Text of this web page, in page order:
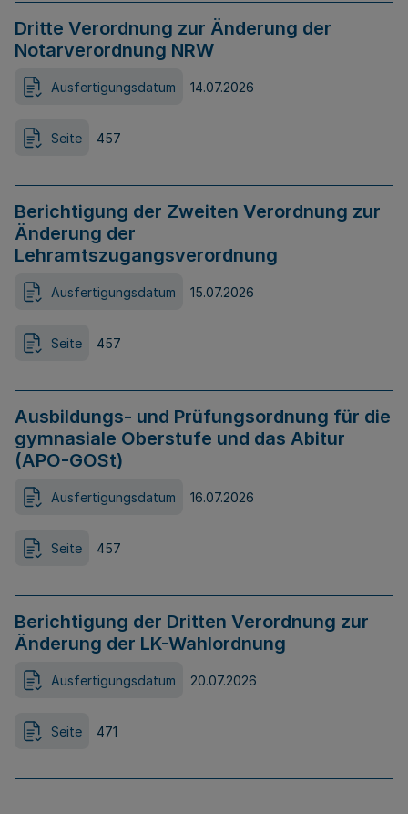
Dritte Verordnung zur Änderung der
Notarverordnung NRW
Ausfertigungsdatum 14.07.2026
Seite 457
Berichtigung der Zweiten Verordnung zur
Änderung der
Lehramtszugangsverordnung
Ausfertigungsdatum 15.07.2026
Seite 457
Ausbildungs- und Prüfungsordnung für die
gymnasiale Oberstufe und das Abitur
(APO-GOSt)
Ausfertigungsdatum 16.07.2026
Seite 457
Berichtigung der Dritten Verordnung zur
Änderung der LK-Wahlordnung
Ausfertigungsdatum 20.07.2026
Seite 471